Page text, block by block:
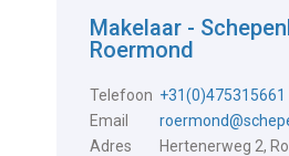
Makelaar -
Roermond
Telefoon +31(0)475315661
Email
Adres
Hertenerweg 2,